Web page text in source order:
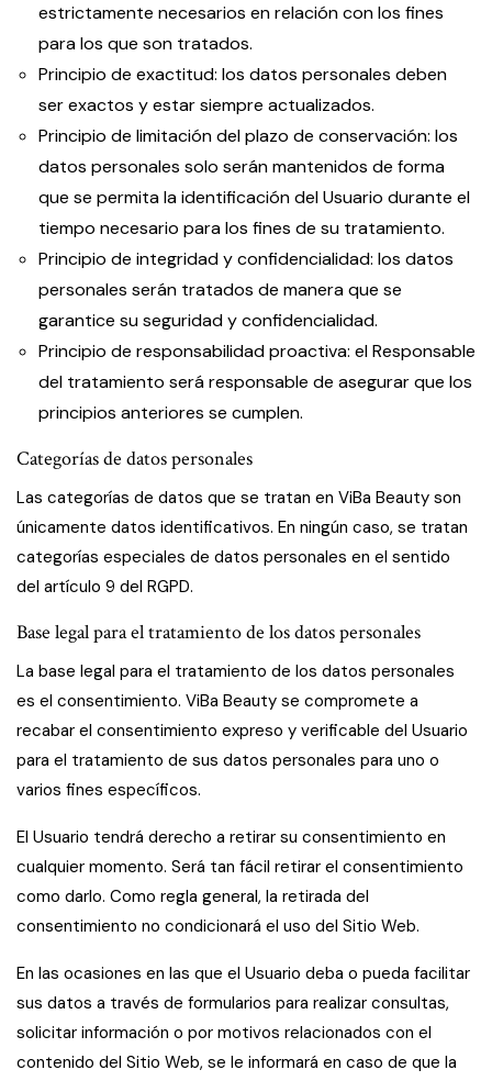
estrictamente necesarios en relación con los fines
para los que son tratados.
Principio de exactitud: los datos personales deben
ser exactos y estar siempre actualizados.
Principio de limitación del plazo de conservación: los
datos personales solo serán mantenidos de forma
que se permita la identificación del Usuario durante el
tiempo necesario para los fines de su tratamiento.
Principio de integridad y confidencialidad: los datos
personales serán tratados de manera que se
garantice su seguridad y confidencialidad.
Principio de responsabilidad proactiva: el Responsable
del tratamiento será responsable de asegurar que los
principios anteriores se cumplen.
Categorías de datos personales
Las categorías de datos que se tratan en ViBa Beauty son
únicamente datos identificativos. En ningún caso, se tratan
categorías especiales de datos personales en el sentido
del artículo 9 del RGPD.
Base legal para el tratamiento de los datos personales
La base legal para el tratamiento de los datos personales
es el consentimiento. ViBa Beauty se compromete a
recabar el consentimiento expreso y verificable del Usuario
para el tratamiento de sus datos personales para uno o
varios fines específicos.
El Usuario tendrá derecho a retirar su consentimiento en
cualquier momento. Será tan fácil retirar el consentimiento
como darlo. Como regla general, la retirada del
consentimiento no condicionará el uso del Sitio Web.
En las ocasiones en las que el Usuario deba o pueda facilitar
sus datos a través de formularios para realizar consultas,
solicitar información o por motivos relacionados con el
contenido del Sitio Web, se le informará en caso de que la